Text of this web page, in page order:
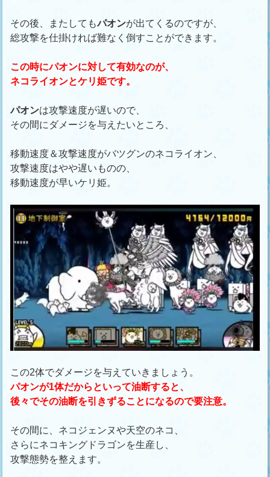
その後、またしてもパオンが出てくるのですが、
総攻撃を仕掛ければ難なく倒すことができます。
この時にパオンに対して有効なのが、
ネコライオンとケリ姫です。
パオンは攻撃速度が遅いので、
その間にダメージを与えたいところ、
移動速度＆攻撃速度がバツグンのネコライオン、
攻撃速度はやや遅いものの、
移動速度が早いケリ姫。
この2体でダメージを与えていきましょう。
パオンが1体だからといって油断すると、
後々でその油断を引きずることになるので要注意。
その間に、ネコジェンヌや天空のネコ、
さらにネコキングドラゴンを生産し、
攻撃態勢を整えます。